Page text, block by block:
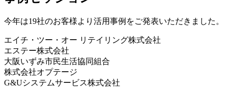
今年は19社のお客様より活用事例をご発表いただきました。
エイチ・ツー・オー リテイリング株式会社
エステー株式会社
大阪いずみ市民生活協同組合
株式会社オプテージ
G&Uシステムサービス株式会社